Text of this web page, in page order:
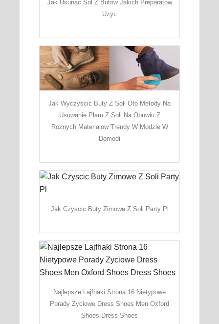
Jak Usunac Sol Z Butow Jakich Preparatow
Uzyc
Jak Wyczyscic Buty Z Soli Oto Metody Na
Usuwanie Plam Z Soli Na Obuwiu Z
Roznych Materialow Trendy W Modzie W
Domodi
Jak Czyscic Buty Zimowe Z Soli Party Pl
Najlepsze Lajfhaki Strona 16 Nietypowe
Porady Zyciowe Dress Shoes Men Oxford
Shoes Dress Shoes